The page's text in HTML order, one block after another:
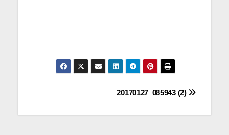
Navegación
de
20170127_085943 (2)